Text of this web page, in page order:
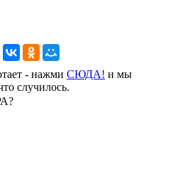
- нажми CЮДА! и мы
случилось.